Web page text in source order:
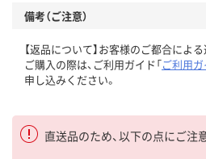
備考（ご注意）
【返品について】お客様のご都合によ
ご購入の際は、ご利用ガイド「ご利用ガ
申し込みください。
直送品のため、以下の点にご注